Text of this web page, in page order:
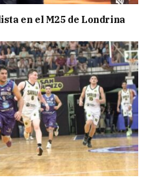
en el M25 de Londrina